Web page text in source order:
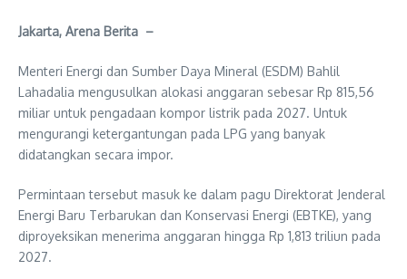
Jakarta, Arena Berita –
Menteri Energi dan Sumber Daya Mineral (ESDM) Bahlil
Lahadalia mengusulkan alokasi anggaran sebesar Rp 815,56
miliar untuk pengadaan kompor listrik pada 2027. Untuk
mengurangi ketergantungan pada LPG yang banyak
didatangkan secara impor.
Permintaan tersebut masuk ke dalam pagu Direktorat Jenderal
Energi Baru Terbarukan dan Konservasi Energi (EBTKE), yang
diproyeksikan menerima anggaran hingga Rp 1,813 triliun pada
2027.